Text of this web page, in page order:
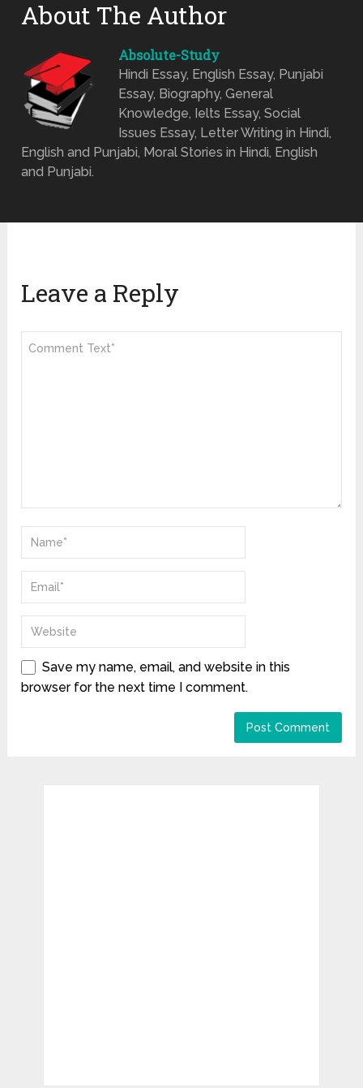
About The Author
Absolute-Study
Hindi Essay, English Essay, Punjabi
Essay, Biography, General
Knowledge, Ielts Essay, Social
Issues Essay, Letter Writing in Hindi,
English and Punjabi, Moral Stories in Hindi, English
and Punjabi.
Leave a Reply
Save my name, email, and website in this
browser for the next time I comment.